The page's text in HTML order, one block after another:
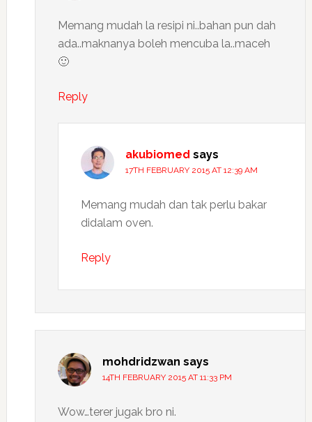
Memang mudah la resipi ni..bahan pun dah
ada..maknanya boleh mencuba la..maceh
🙂
Reply
akubiomed says
17TH FEBRUARY 2015 AT 12:39 AM
Memang mudah dan tak perlu bakar
didalam oven.
Reply
mohdridzwan says
14TH FEBRUARY 2015 AT 11:33 PM
Wow…terer jugak bro ni.